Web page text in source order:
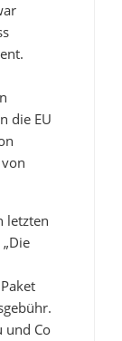
die EU
letzten
und Co